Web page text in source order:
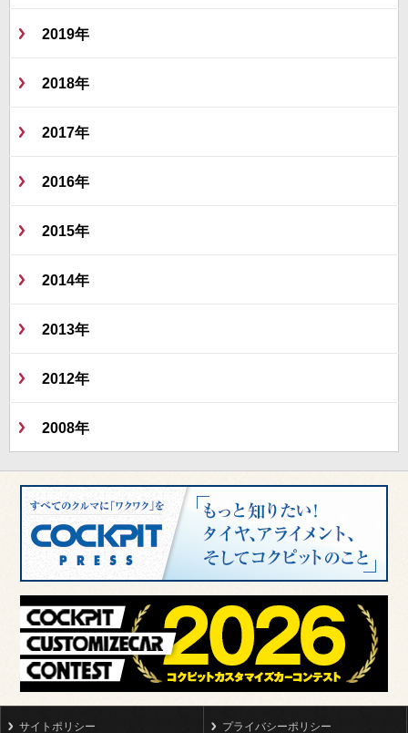
2019年
2018年
2017年
2016年
2015年
2014年
2013年
2012年
2008年
サイトポリシー プライバシーポリシー